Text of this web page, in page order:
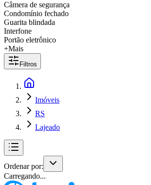
Câmera de segurança
Condomínio fechado
Guarita blindada
Interfone
Portão eletrônico
+Mais
Filtros
Imóveis
RS
Lajeado
Ordenar por:
Carregando...